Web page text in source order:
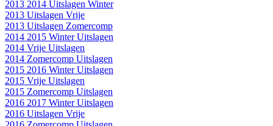
2013 2014 Uitslagen Winter
2013 Uitslagen Vrije
2013 Uitslagen Zomercomp
2014 2015 Winter Uitslagen
2014 Vrije Uitslagen
2014 Zomercomp Uitslagen
2015 2016 Winter Uitslagen
2015 Vrije Uitslagen
2015 Zomercomp Uitslagen
2016 2017 Winter Uitslagen
2016 Uitslagen Vrije